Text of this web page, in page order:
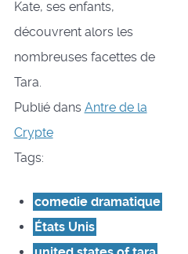
Kate, ses enfants,
découvrent alors les
nombreuses facettes de
Tara.
Publié dans Antre de la
Crypte
Tags:
comedie dramatique
États Unis